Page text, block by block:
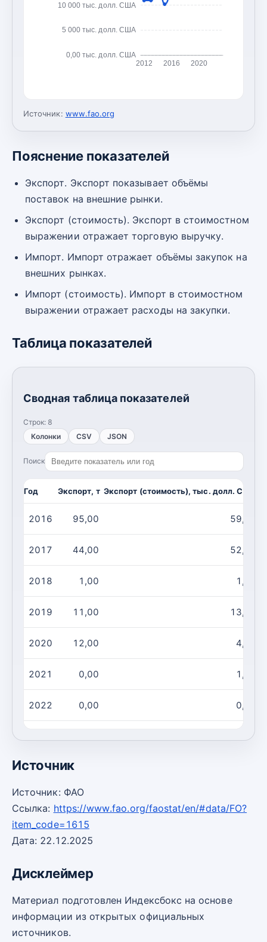
0,00 тыс. долл. США
5 000 тыс. долл. США
10 000 тыс. долл. США
2012 2016 2020
Источник: www.fao.org
Пояснение показателей
Экспорт. Экспорт показывает объёмы
поставок на внешние рынки.
Экспорт (стоимость). Экспорт в стоимостном
выражении отражает торговую выручку.
Импорт. Импорт отражает объёмы закупок на
внешних рынках.
Импорт (стоимость). Импорт в стоимостном
выражении отражает расходы на закупки.
Таблица показателей
Сводная таблица показателей
Строк: 8
Колонки
CSV JSON
Поиск
Год Экспорт, т Экспорт (стоимость), тыс. долл. США
2016 95,00 59,00
2017 44,00 52,00
2018 1,00 1,00
2019 11,00 13,00
2020 12,00 4,00
2021 0,00 1,00
2022 0,00 0,00
1,00
Источник
Источник: ФАО
Ссылка: https://www.fao.org/faostat/en/#data/FO?
item_code=1615
Дата: 22.12.2025
Дисклеймер
Материал подготовлен Индексбокс на основе
информации из открытых официальных
источников.